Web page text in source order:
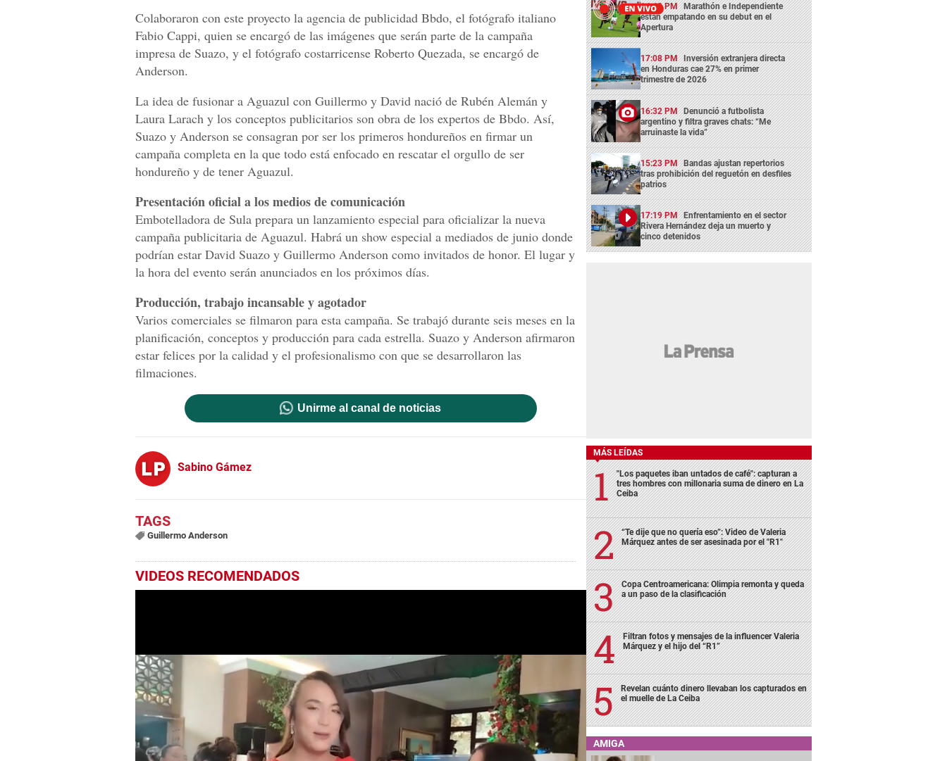
Colaboraron con este proyecto la agencia de publicidad Bbdo, el fotógrafo italiano
Fabio Cappi, quien se encargó de las imágenes que serán parte de la campaña
impresa de Suazo, y el fotógrafo costarricense Roberto Quezada, se encargó de
Anderson.
La idea de fusionar a Aguazul con Guillermo y David nació de Rubén Alemán y
Laura Larach y los conceptos publicitarios son obra de los expertos de Bbdo. Así,
Suazo y Anderson se consagran por ser los primeros hondureños en firmar un
campaña completa en la que todo está enfocado en rescatar el orgullo de ser
hondureño y de tener Aguazul.
Presentación oficial a los medios de comunicación
Embotelladora de Sula prepara un lanzamiento especial para oficializar la nueva
campaña publicitaria de Aguazul. Habrá un show especial a mediados de junio donde
podrían estar David Suazo y Guillermo Anderson como invitados de honor. El lugar y
la hora del evento serán anunciados en los próximos días.
Producción, trabajo incansable y agotador
Varios comerciales se filmaron para esta campaña. Se trabajó durante seis meses en la
planificación, conceptos y producción para cada estrella. Suazo y Anderson afirmaron
estar felices por la calidad y el profesionalismo con que se desarrollaron las
filmaciones.
Unirme al canal de noticias
Sabino Gámez
Guillermo Anderson
VIDEOS RECOMENDADOS
14:43 PM Marathón e Independiente
están empatando en su debut en el
Apertura
17:08 PM Inversión extranjera directa
en Honduras cae 27% en primer
trimestre de 2026
16:32 PM Denunció a futbolista
argentino y filtra graves chats: “Me
arruinaste la vida”
15:23 PM Bandas ajustan repertorios
tras prohibición del reguetón en desfiles
patrios
17:19 PM Enfrentamiento en el sector
Rivera Hernández deja un muerto y
cinco detenidos
MÁS LEÍDAS
"Los paquetes iban untados de café": capturan a
tres hombres con millonaria suma de dinero en La
Ceiba
“Te dije que no quería eso”: Video de Valeria
Márquez antes de ser asesinada por el "R1"
Copa Centroamericana: Olimpia remonta y queda
a un paso de la clasificación
Filtran fotos y mensajes de la influencer Valeria
Márquez y el hijo del “R1”
Revelan cuánto dinero llevaban los capturados en
el muelle de La Ceiba
AMIGA